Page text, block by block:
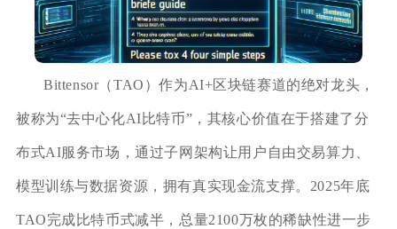
Bittensor（TAO）作为AI+区块链赛道的绝对龙头，
被称为“去中心化AI比特币”，其核心价值在于搭建了分
布式AI服务市场，通过子网架构让用户自由交易算力、
模型训练与数据资源，拥有真实现金流支撑。2025年底
TAO完成比特币式减半，总量2100万枚的稀缺性进一步